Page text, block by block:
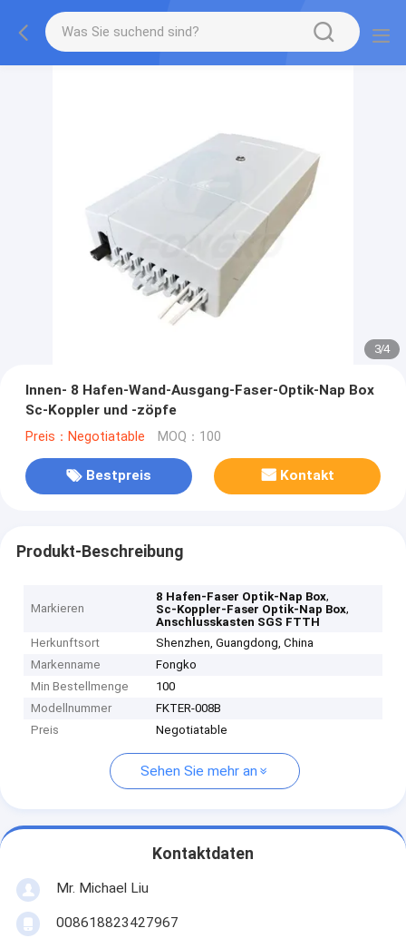
3/4
Innen- 8 Hafen-Wand-Ausgang-Faser-Optik-Nap Box
Sc-Koppler und -zöpfe
Preis：Negotiatable MOQ：100
Bestpreis Kontakt
Produkt-Beschreibung
Markieren
8 Hafen-Faser Optik-Nap Box,
Sc-Koppler-Faser Optik-Nap Box,
Anschlusskasten SGS FTTH
Herkunftsort
Shenzhen, Guangdong, China
Markenname
Fongko
Min Bestellmenge
100
Modellnummer
FKTER-008B
Preis
Negotiatable
Sehen Sie mehr an
Kontaktdaten
Mr. Michael Liu
008618823427967